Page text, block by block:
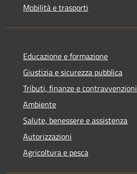
Mobilità e trasporti
Educazione e formazione
Giustizia e sicurezza pubblica
Tributi, finanze e contravvenzioni
Ambiente
Salute, benessere e assistenza
Autorizzazioni
Agricoltura e pesca